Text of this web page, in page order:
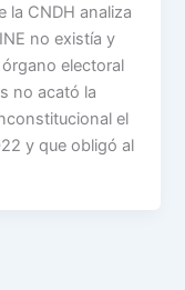
la CNDH analiza
no existía y
electoral
no acató la
el
y que obligó al